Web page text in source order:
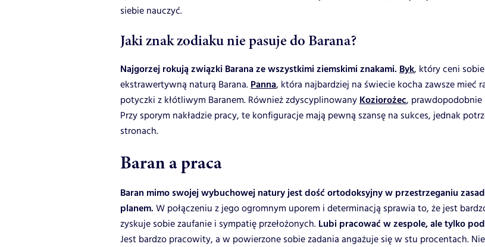
siebie nauczyć.
Jaki znak zodiaku nie pasuje do Barana?
Najgorzej rokują związki Barana ze wszystkimi ziemskimi znakami. Byk, który ceni
ekstrawertywną naturą Barana.Panna, która najbardziej na świecie kocha zawsze mieć
potyczki z kłótliwym Baranem. Również zdyscyplinowanyKoziorożec, prawdopodobnie
Przy sporym nakładzie pracy, te konfiguracje mają pewną szansę na sukces, jednak
stronach.
Baran a praca
Baran mimo swojej wybuchowej natury jest dość ortodoksyjny w przestrzeganiu
planem. W połączeniu z jego ogromnym uporem i determinacją sprawia to, że jest
zyskuje sobie zaufanie i sympatię przełożonych. Lubi pracować w zespole, ale tylko
Jest bardzo pracowity, a w powierzone sobie zadania angażuje się w stu procentach.